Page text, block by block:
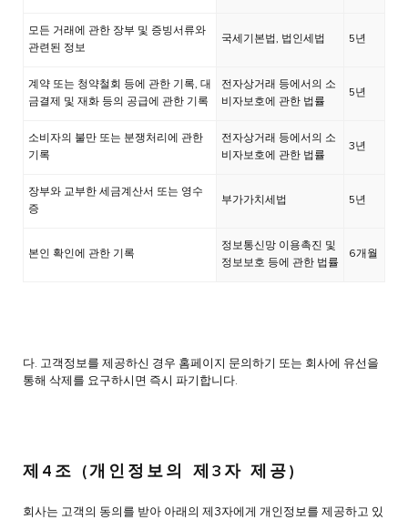
모든 거래에 관한 장부 및 증빙서류와
관련된 정보
국세기본법, 법인세법 5년
계약 또는 청약철회 등에 관한 기록, 대
금결제 및 재화 등의 공급에 관한 기록
전자상거래 등에서의 소
비자보호에 관한 법률
5년
소비자의 불만 또는 분쟁처리에 관한
기록
전자상거래 등에서의 소
비자보호에 관한 법률
3년
장부와 교부한 세금계산서 또는 영수
증
부가가치세법 5년
본인 확인에 관한 기록
정보통신망 이용촉진 및
정보보호 등에 관한 법률
6개월
다. 고객정보를 제공하신 경우 홈페이지 문의하기 또는 회사에 유선을
통해 삭제를 요구하시면 즉시 파기합니다.
제4조 (개인정보의 제3자 제공)
회사는 고객의 동의를 받아 아래의 제3자에게 개인정보를 제공하고 있